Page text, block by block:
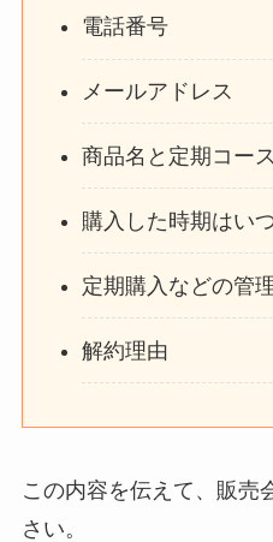
電話番号
メールアドレス
商品名と定期コー
購入した時期はい
定期購入などの管
解約理由
この内容を伝えて、販売
さい。